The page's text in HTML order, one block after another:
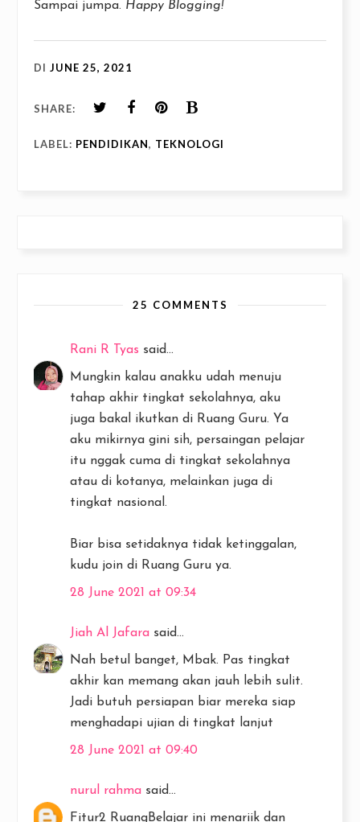
Sampai jumpa. Happy Blogging!
DI JUNE 25, 2021
SHARE:
LABEL: PENDIDIKAN, TEKNOLOGI
25 COMMENTS
Rani R Tyas said...
Mungkin kalau anakku udah menuju
tahap akhir tingkat sekolahnya, aku
juga bakal ikutkan di Ruang Guru. Ya
aku mikirnya gini sih, persaingan pelajar
itu nggak cuma di tingkat sekolahnya
atau di kotanya, melainkan juga di
tingkat nasional.
Biar bisa setidaknya tidak ketinggalan,
kudu join di Ruang Guru ya.
28 June 2021 at 09:34
Jiah Al Jafara said...
Nah betul banget, Mbak. Pas tingkat
akhir kan memang akan jauh lebih sulit.
Jadi butuh persiapan biar mereka siap
menghadapi ujian di tingkat lanjut
28 June 2021 at 09:40
nurul rahma said...
Fitur2 RuangBelajar ini menariik dan